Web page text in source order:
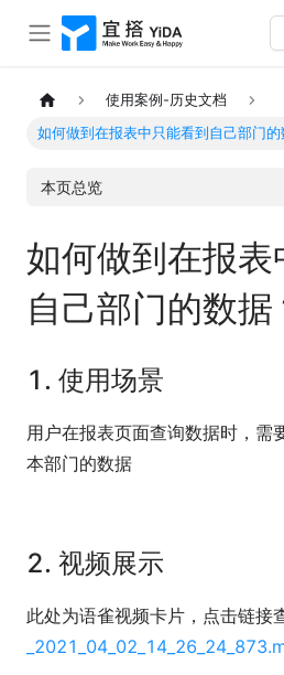
使用案例-历史文档
如何做到在报表中只能看到自己部门的
本页总览
如何做到在报表
自己部门的数据
1. 使用场景
用户在报表页面查询数据时，需
本部门的数据
2. 视频展示
此处为语雀视频卡片，点击链接